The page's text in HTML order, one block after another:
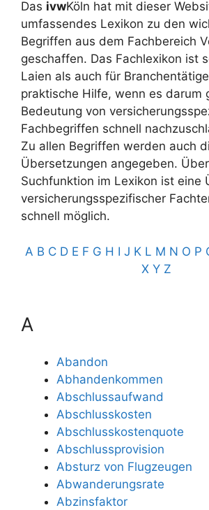
Das ivwKöln hat mit dieser
umfassendes Lexikon zu den
Begriffen aus dem Fachbereich
geschaffen. Das Fachlexikon ist
Laien als auch für
praktische Hilfe, wenn es darum
Bedeutung von
Fachbegriffen schnell
Zu allen Begriffen werden auch
Übersetzungen angegeben.
Suchfunktion im Lexikon ist eine
versicherungsspezifischer
schnell möglich.
A B C D E F G H I J K L M N O P
X Y Z
A
Abandon
Abhandenkommen
Abschlussaufwand
Abschlusskosten
Abschlusskostenquote
Abschlussprovision
Absturz von Flugzeugen
Abwanderungsrate
Abzinsfaktor